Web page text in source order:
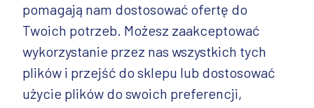
PRODUKTY CD.
POZOSTAŁE
pomagają nam dostosować ofertę do
Twoich potrzeb. Możesz zaakceptować
wykorzystanie przez nas wszystkich tych
plików i przejść do sklepu lub dostosować
użycie plików do swoich preferencji,